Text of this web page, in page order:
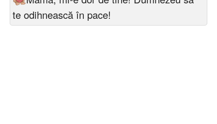
Invitatii personalizate
te odihnească în pace!